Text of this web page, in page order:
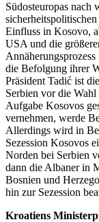
Südosteuropas nach
Einfluss in Kosovo,
USA und die
die Befolgung ihrer
Präsident Tadić ist
Serbien vor die
Aufgabe Kosovos
vernehmen, werde
Allerdings wird in
Sezession Kosovos
Norden bei Serbien
dann die Albaner in
Bosnien und
hin zur Sezession
Kroatiens